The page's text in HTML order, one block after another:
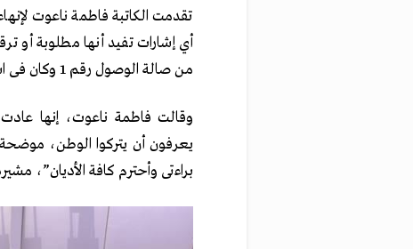
تقدمت الكاتبة فاطمة ناعوت
أي إشارات تفيد أنها مطلوبة
من صالة الوصول رقم 1 وكان فى استقبالها عدد من أسرتها وأصدقائها.
وقالت فاطمة ناعوت، إنها
يعرفون أن يتركوا الوطن، موضحة
براءتى وأحترم كافة الأديان”،